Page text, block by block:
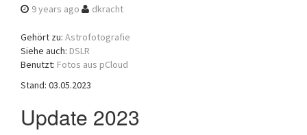
9 years ago dkracht
Gehört zu: Astrofotografie
Siehe auch: DSLR
Benutzt: Fotos aus pCloud
Stand: 03.05.2023
Update 2023